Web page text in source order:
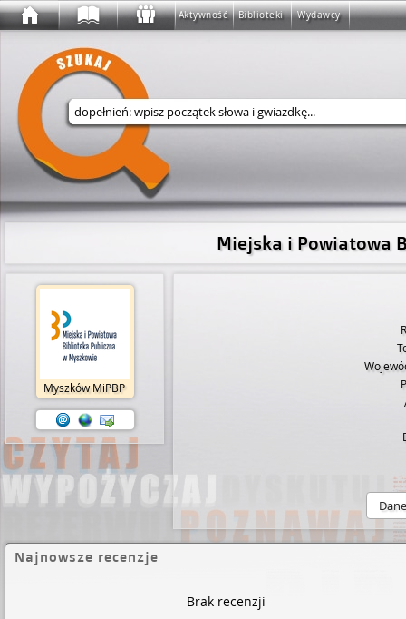
Aktywność Biblioteki Wydawcy
Wyszukaj w serwisie
Miejska i Powiatowa
Myszków MiPBP
Dane
Najnowsze recenzje
Brak recenzji